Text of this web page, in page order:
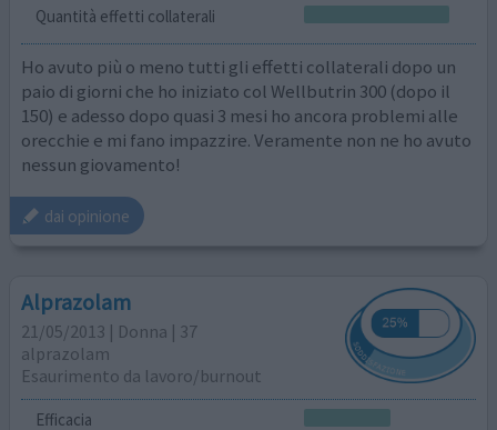
Quantità effetti collaterali
Ho avuto più o meno tutti gli effetti collaterali dopo un
paio di giorni che ho iniziato col Wellbutrin 300 (dopo il
150) e adesso dopo quasi 3 mesi ho ancora problemi alle
orecchie e mi fano impazzire. Veramente non ne ho avuto
nessun giovamento!
dai opinione
Alprazolam
21/05/2013 | Donna | 37
alprazolam
Esaurimento da lavoro/burnout
Efficacia